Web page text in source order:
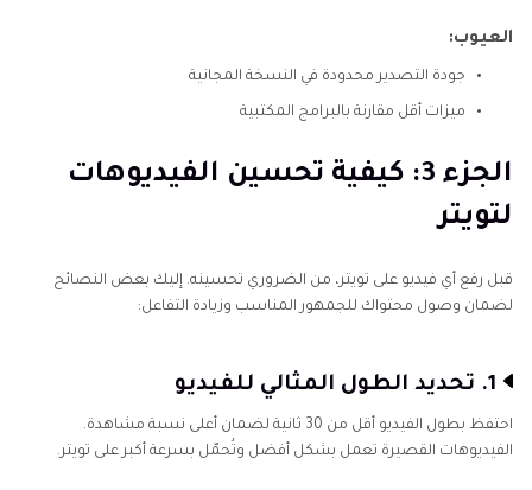
العيوب:
جودة التصدير محدودة في النسخة المجانية
ميزات أقل مقارنة بالبرامج المكتبية
الجزء 3: كيفية تحسين الفيديوهات
لتويتر
قبل رفع أي فيديو على تويتر، من الضروري تحسينه. إليك بعض النصائح
لضمان وصول محتواك للجمهور المناسب وزيادة التفاعل:
1. تحديد الطول المثالي للفيديو
احتفظ بطول الفيديو أقل من 30 ثانية لضمان أعلى نسبة مشاهدة.
الفيديوهات القصيرة تعمل بشكل أفضل وتُحمّل بسرعة أكبر على تويتر.